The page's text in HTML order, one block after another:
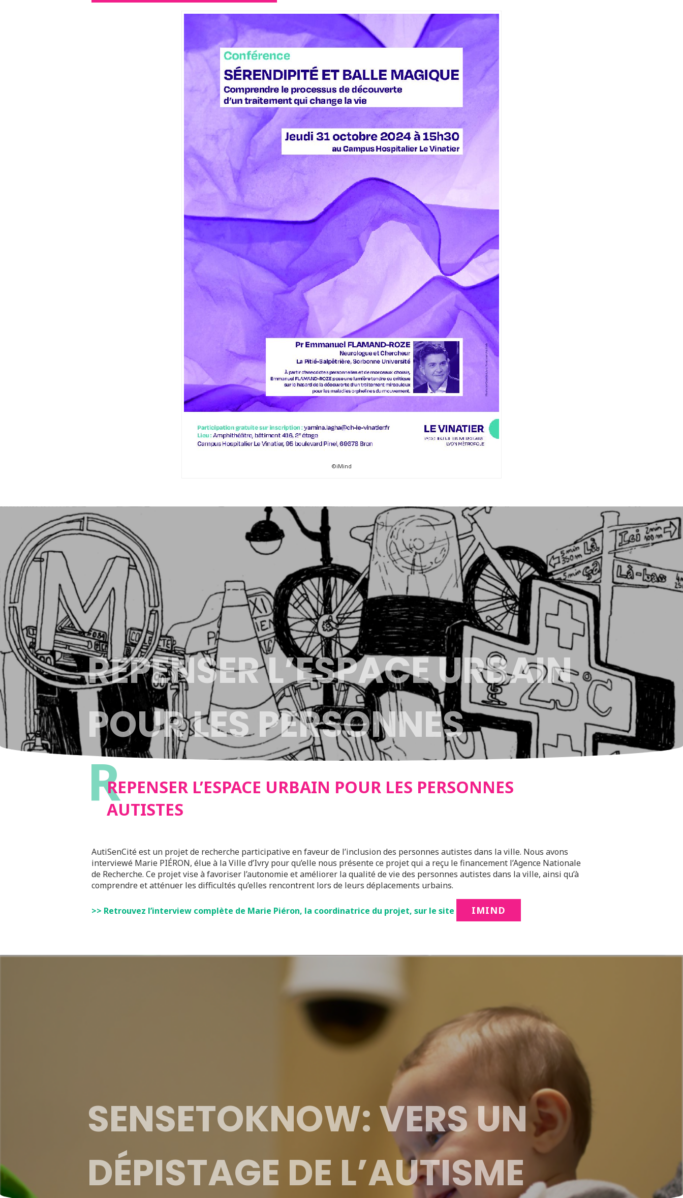
©iMind
REPENSER L’ESPACE URBAIN
POUR LES PERSONNES
AUTISTES
RREPENSER L’ESPACE URBAIN POUR LES PERSONNES
AUTISTES
AutiSenCité est un projet de recherche participative en faveur de l’inclusion des personnes autistes dans la ville. Nous avons
interviewé Marie PIÉRON, élue à la Ville d’Ivry pour qu’elle nous présente ce projet qui a reçu le financement l’Agence Nationale
de Recherche. Ce projet vise à favoriser l’autonomie et améliorer la qualité de vie des personnes autistes dans la ville, ainsi qu’à
comprendre et atténuer les difficultés qu’elles rencontrent lors de leurs déplacements urbains.
>> Retrouvez l’interview complète de Marie Piéron, la coordinatrice du projet, sur le site IMIND
SENSETOKNOW: VERS UN
DÉPISTAGE DE L’AUTISME